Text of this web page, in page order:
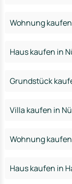
Wohnung
Haus kaufen in
Grundstück
Villa kaufen in
Wohnung
Haus kaufen in